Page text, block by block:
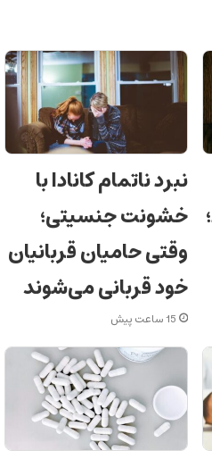
نبرد ناتمام کانادا با
خشونت جنسیتی؛
وقتی حامیان قربانیان
خود قربانی می‌شوند
15 ساعت پیش